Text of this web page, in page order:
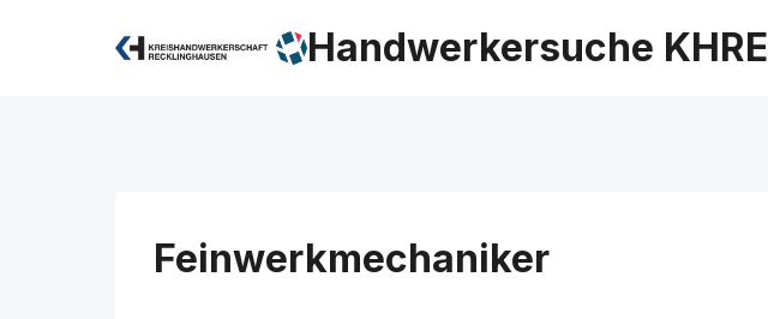
Handwerkersuche KHRE
Feinwerkmechaniker